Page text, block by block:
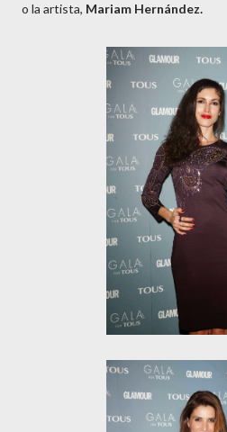
o la artista, Mariam Hernández.